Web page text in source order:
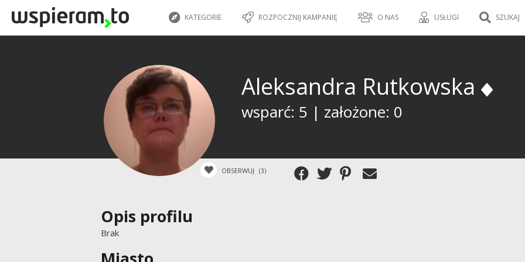
KATEGORIE ROZPOCZNIJ KAMPANIĘ O NAS USŁUGI SZUKAJ
Aleksandra Rutkowska
wsparć: 5 | założone: 0
OBSERWUJ (3)
Opis profilu
Brak